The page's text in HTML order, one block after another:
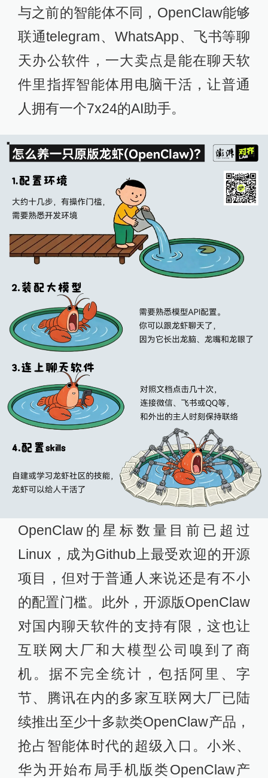
与之前的智能体不同，OpenClaw能够
联通telegram、WhatsApp、飞书等聊
天办公软件，一大卖点是能在聊天软
件里指挥智能体用电脑干活，让普通
人拥有一个7x24的AI助手。
OpenClaw的星标数量目前已超过
Linux，成为Github上最受欢迎的开源
项目，但对于普通人来说还是有不小
的配置门槛。此外，开源版OpenClaw
对国内聊天软件的支持有限，这也让
互联网大厂和大模型公司嗅到了商
机。据不完全统计，包括阿里、字
节、腾讯在内的多家互联网大厂已陆
续推出至少十多款类OpenClaw产品，
抢占智能体时代的超级入口。小米、
华为开始布局手机版类OpenClaw产